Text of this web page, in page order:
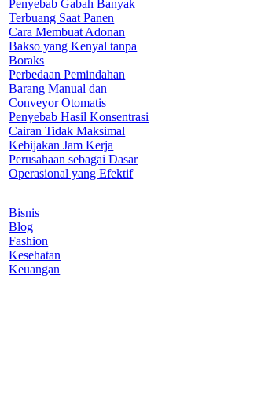
Penyebab Gabah Banyak
Terbuang Saat Panen
Cara Membuat Adonan
Bakso yang Kenyal tanpa
Boraks
Perbedaan Pemindahan
Barang Manual dan
Conveyor Otomatis
Penyebab Hasil Konsentrasi
Cairan Tidak Maksimal
Kebijakan Jam Kerja
Perusahaan sebagai Dasar
Operasional yang Efektif
Bisnis
Blog
Fashion
Kesehatan
Keuangan